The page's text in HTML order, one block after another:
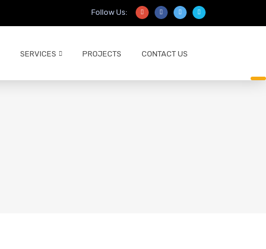
Follow Us:
SERVICES PROJECTS CONTACT US